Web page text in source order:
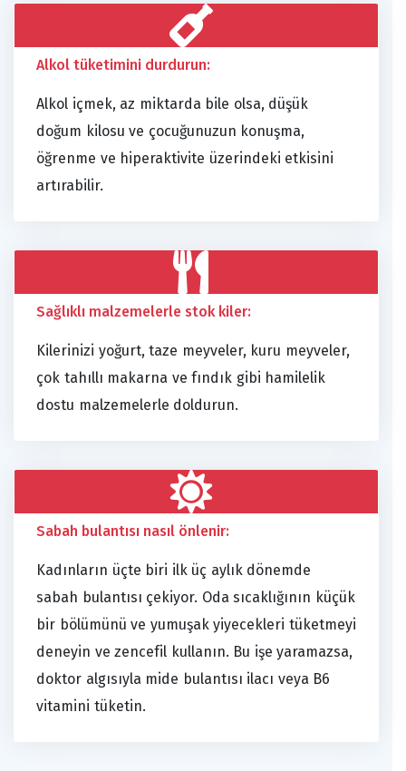
Alkol tüketimini durdurun:
Alkol içmek, az miktarda bile olsa, düşük
doğum kilosu ve çocuğunuzun konuşma,
öğrenme ve hiperaktivite üzerindeki etkisini
artırabilir.
Sağlıklı malzemelerle stok kiler:
Kilerinizi yoğurt, taze meyveler, kuru meyveler,
çok tahıllı makarna ve fındık gibi hamilelik
dostu malzemelerle doldurun.
Sabah bulantısı nasıl önlenir:
Kadınların üçte biri ilk üç aylık dönemde
sabah bulantısı çekiyor. Oda sıcaklığının küçük
bir bölümünü ve yumuşak yiyecekleri tüketmeyi
deneyin ve zencefil kullanın. Bu işe yaramazsa,
doktor algısıyla mide bulantısı ilacı veya B6
vitamini tüketin.